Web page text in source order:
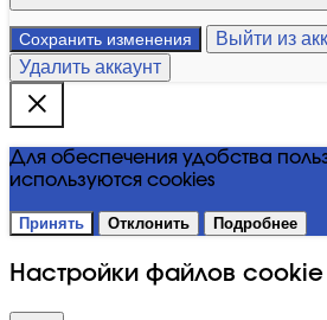
Сохранить изменения
Выйти из
Удалить аккаунт
Для обеспечения удобства
используются cookies
Принять Отклонить Подробнее
Настройки файлов cookie